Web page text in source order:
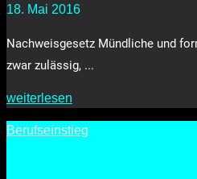
18. Mai 2016
Nachweisgesetz Mündliche und
zwar zulässig, ...
weiterlesen
Berufseinstieg